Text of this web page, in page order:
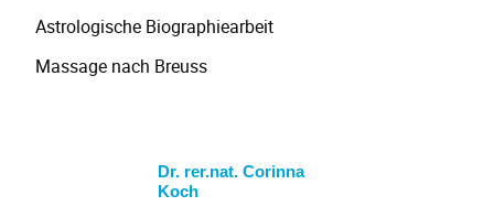
Astrologische Biographiearbeit
Massage nach Breuss
Dr. rer.nat. Corinna
Koch